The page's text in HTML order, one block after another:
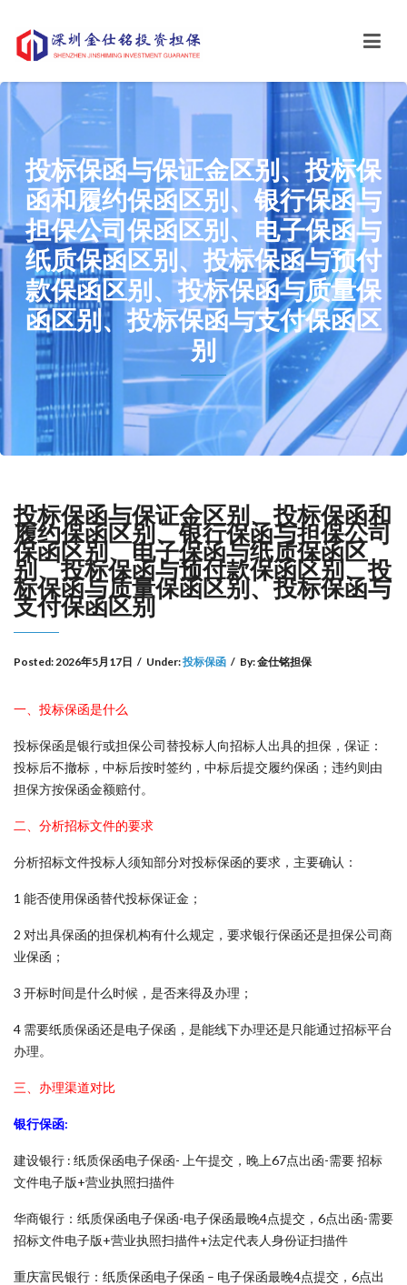
投标保函与保证金区别、投标保
函和履约保函区别、银行保函与
担保公司保函区别、电子保函与
纸质保函区别、投标保函与预付
款保函区别、投标保函与质量保
函区别、投标保函与支付保函区
别
投标保函与保证金区别、投标保函和
履约保函区别、银行保函与担保公司
保函区别、电子保函与纸质保函区
别、投标保函与预付款保函区别、投
标保函与质量保函区别、投标保函与
支付保函区别
Posted:2026年5月17日 / Under:投标保函 / By:金仕铭担保
一、投标保函是什么
投标保函是银行或担保公司替投标人向招标人出具的担保，保证：
投标后不撤标，中标后按时签约，中标后提交履约保函；违约则由
担保方按保函金额赔付。
二、分析招标文件的要求
分析招标文件投标人须知部分对投标保函的要求，主要确认：
1 能否使用保函替代投标保证金；
2 对出具保函的担保机构有什么规定，要求银行保函还是担保公司商
业保函；
3 开标时间是什么时候，是否来得及办理；
4 需要纸质保函还是电子保函，是能线下办理还是只能通过招标平台
办理。
三、办理渠道对比
银行保函:
建设银行 : 纸质保函电子保函- 上午提交，晚上67点出函-需要 招标
文件电子版+营业执照扫描件
华商银行：纸质保函电子保函-电子保函最晚4点提交，6点出函-需要
招标文件电子版+营业执照扫描件+法定代表人身份证扫描件
重庆富民银行：纸质保函电子保函 – 电子保函最晚4点提交，6点出